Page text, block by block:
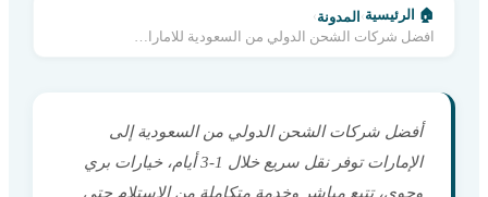
🏠 الرئيسية › المدونة ›
افضل شركات الشحن الدولي من السعودية للامارات »0560533140
أفضل شركات الشحن الدولي من السعودية إلى
الإمارات توفر نقل سريع خلال 1-3 أيام، خيارات بري
وجوي، تتبع مباشر وخدمة متكاملة من الاستلام حتى